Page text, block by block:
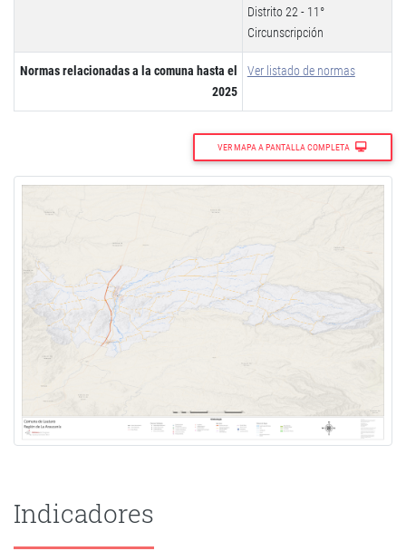
Distrito 22 - 11°
Circunscripción
Normas relacionadas a la comuna hasta el
2025
Ver listado de normas
VER MAPA A PANTALLA COMPLETA
Indicadores